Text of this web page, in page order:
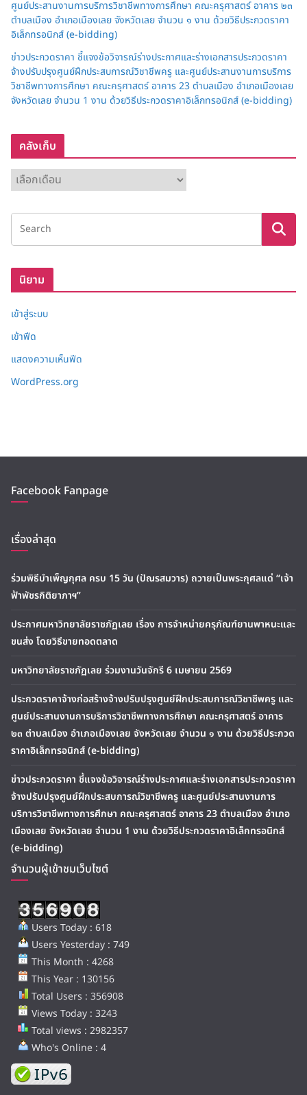
ศูนย์ประสานงานการบริการวิชาชีพทางการศึกษา คณะครุศาสตร์ อาคาร ๒๓
ตำบลเมือง อำเภอเมืองเลย จังหวัดเลย จำนวน ๑ งาน ด้วยวิธีประกวดราคา
อิเล็กทรอนิกส์ (e-bidding)
ข่าวประกวดราคา ชี้แจงข้อวิจารณ์ร่างประกาศและร่างเอกสารประกวดราคา
จ้างปรับปรุงศูนย์ฝึกประสบการณ์วิชาชีพครู และศูนย์ประสานงานการบริการ
วิชาชีพทางการศึกษา คณะครุศาสตร์ อาคาร 23 ตำบลเมือง อำเภอเมืองเลย
จังหวัดเลย จำนวน 1 งาน ด้วยวิธีประกวดราคาอิเล็กทรอนิกส์ (e-bidding)
คลังเก็บ
ลั
ง
ก็
นิยาม
เข้าสู่ระบบ
เข้าฟีด
แสดงความเห็นฟีด
WordPress.org
Facebook Fanpage
เรื่องล่าสุด
ร่วมพิธีบำเพ็ญกุศล ครบ 15 วัน (ปัณรสมวาร) ถวายเป็นพระกุศลแด่ “เจ้า
ฟ้าพัชรกิติยาภาฯ”
ประกาศมหาวิทยาลัยราชภัฏเลย เรื่อง การจำหน่ายครุภัณฑ์ยานพาหนะและ
ขนส่ง โดยวิธีขายทอดตลาด
มหาวิทยาลัยราชภัฏเลย ร่วมงานวันจักรี 6 เมษายน 2569
ประกวดราคาจ้างก่อสร้างจ้างปรับปรุงศูนย์ฝึกประสบการณ์วิชาชีพครู และ
ศูนย์ประสานงานการบริการวิชาชีพทางการศึกษา คณะครุศาสตร์ อาคาร
๒๓ ตำบลเมือง อำเภอเมืองเลย จังหวัดเลย จำนวน ๑ งาน ด้วยวิธีประกวด
ราคาอิเล็กทรอนิกส์ (e-bidding)
ข่าวประกวดราคา ชี้แจงข้อวิจารณ์ร่างประกาศและร่างเอกสารประกวดราคา
จ้างปรับปรุงศูนย์ฝึกประสบการณ์วิชาชีพครู และศูนย์ประสานงานการ
บริการวิชาชีพทางการศึกษา คณะครุศาสตร์ อาคาร 23 ตำบลเมือง อำเภอ
เมืองเลย จังหวัดเลย จำนวน 1 งาน ด้วยวิธีประกวดราคาอิเล็กทรอนิกส์
(e-bidding)
จำนวนผู้เข้าชมเว็บไซต์
Users Today : 618
Users Yesterday : 749
This Month : 4268
This Year : 130156
Total Users : 356908
Views Today : 3243
Total views : 2982357
Who's Online : 4